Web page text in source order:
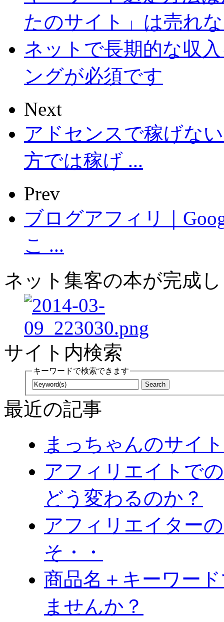
たのサイト」は売れ
ネットで長期的な収
ングが必須です
Next
アドセンスで稼げな
方では稼げ ...
Prev
ブログアフィリ｜
こ ...
ネット集客の本が完成
サイト内検索
キーワードで検索できます
最近の記事
まっちゃんのサイ
アフィリエイトで
どう変わるのか？
アフィリエイター
そ・・
商品名＋キーワー
ませんか？